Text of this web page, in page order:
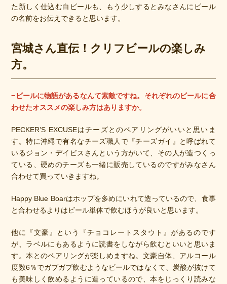
た新しく仕込む白ビールも、もう少しするとみなさんにビール
の名前をお伝えできると思います。
宮城さん直伝！クリフビールの楽しみ
方。
−ビールに物語があるなんて素敵ですね。それぞれのビールに合
わせたオススメの楽しみ方はありますか。
PECKER’S EXCUSEはチーズとのペアリングがいいと思いま
す。特に沖縄で有名なチーズ職人で『チーズガイ』と呼ばれて
いるジョン・デイビスさんという方がいて、その人が造つくっ
ている、硬めのチーズも一緒に販売しているのですがみなさん
合わせて買っていきますね。
Happy Blue Boarはホップを多めにいれて造っているので、食事
と合わせるよりはビール単体で飲むほうが良いと思います。
他に『文豪』という『チョコレートスタウト』があるのです
が、ラベルにもあるように読書をしながら飲むといいと思いま
す。本とのペアリングが楽しめますね。文豪自体、アルコール
度数6％でガブガブ飲むようなビールではなくて、炭酸が抜けて
も美味しく飲めるように造っているので、本をじっくり読みな